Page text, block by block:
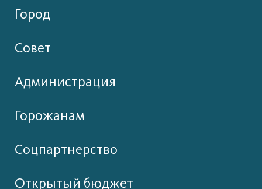
Город
Совет
Администрация
Горожанам
Соцпартнерство
Открытый бюджет